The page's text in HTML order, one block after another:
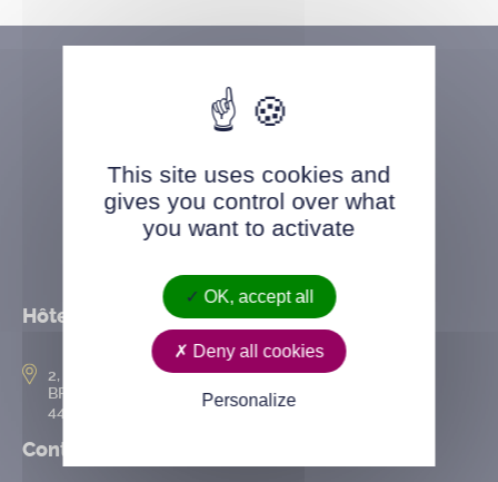
Hôtel de ville
2, rue de l’Hôtel-de-Ville
BP 50167
44802 Saint-Herblain cedex
Contact
This site uses cookies and
gives you control over what
you want to activate
OK, accept all
Deny all cookies
Personalize